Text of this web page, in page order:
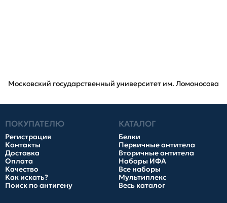
Московский государственный университет им. Ломоносова
ПОКУПАТЕЛЮ
Регистрация
Контакты
Доставка
Оплата
Качество
Как искать?
Поиск по антигену
КАТАЛОГ
Белки
Первичные антитела
Вторичные антитела
Наборы ИФА
Все наборы
Мультиплекс
Весь каталог